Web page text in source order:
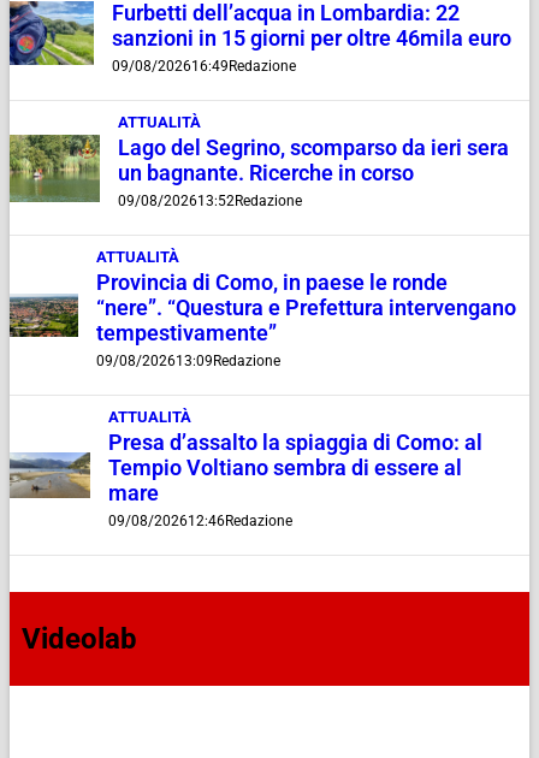
Furbetti dell’acqua in Lombardia: 22
sanzioni in 15 giorni per oltre 46mila euro
09/08/202616:49 Redazione
ATTUALITÀ
Lago del Segrino, scomparso da ieri sera
un bagnante. Ricerche in corso
09/08/202613:52Redazione
ATTUALITÀ
Provincia di Como, in paese le ronde
“nere”. “Questura e Prefettura intervengano
tempestivamente”
09/08/202613:09 Redazione
ATTUALITÀ
Presa d’assalto la spiaggia di Como: al
Tempio Voltiano sembra di essere al
mare
09/08/202612:46Redazione
Videolab